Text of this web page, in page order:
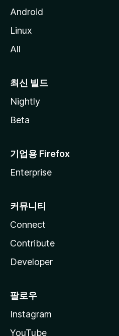
Android
Linux
All
최신 빌드
Nightly
Beta
기업용 Firefox
Enterprise
커뮤니티
Connect
Contribute
Developer
팔로우
Instagram
YouTube